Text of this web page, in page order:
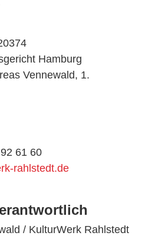
Hamburg
Vennewald, 1.
61 60
rahlstedt.de
/ KulturWerk Rahlstedt